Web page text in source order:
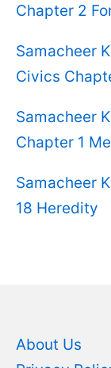
Chapter 2
Samacheer
Civics
Samacheer
Chapter 1
Samacheer
18 Heredity
About Us